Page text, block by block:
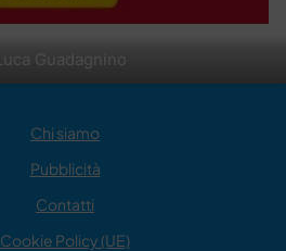
Luca Guadagnino
Chi siamo
Pubblicità
Contatti
Cookie Policy (UE)